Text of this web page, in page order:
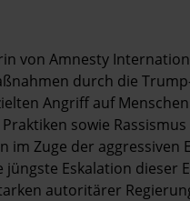
von Amnesty
durch die
Angriff auf
sowie
im Zuge der aggressiven
Eskalation dieser
autoritärer